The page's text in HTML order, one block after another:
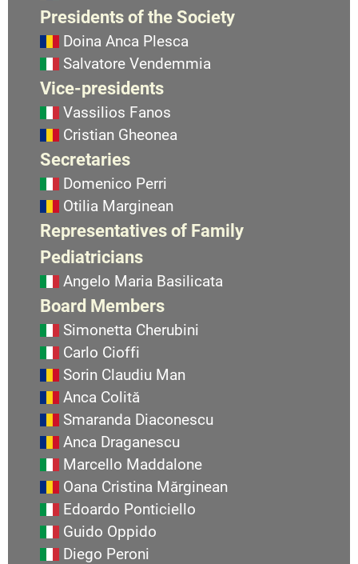
Presidents of the Society
Doina Anca Plesca
Salvatore Vendemmia
Vice-presidents
Vassilios Fanos
Cristian Gheonea
Secretaries
Domenico Perri
Otilia Marginean
Representatives of Family
Pediatricians
Angelo Maria Basilicata
Board Members
Simonetta Cherubini
Carlo Cioffi
Sorin Claudiu Man
Anca Colită
Smaranda Diaconescu
Anca Draganescu
Marcello Maddalone
Oana Cristina Mărginean
Edoardo Ponticiello
Guido Oppido
Diego Peroni